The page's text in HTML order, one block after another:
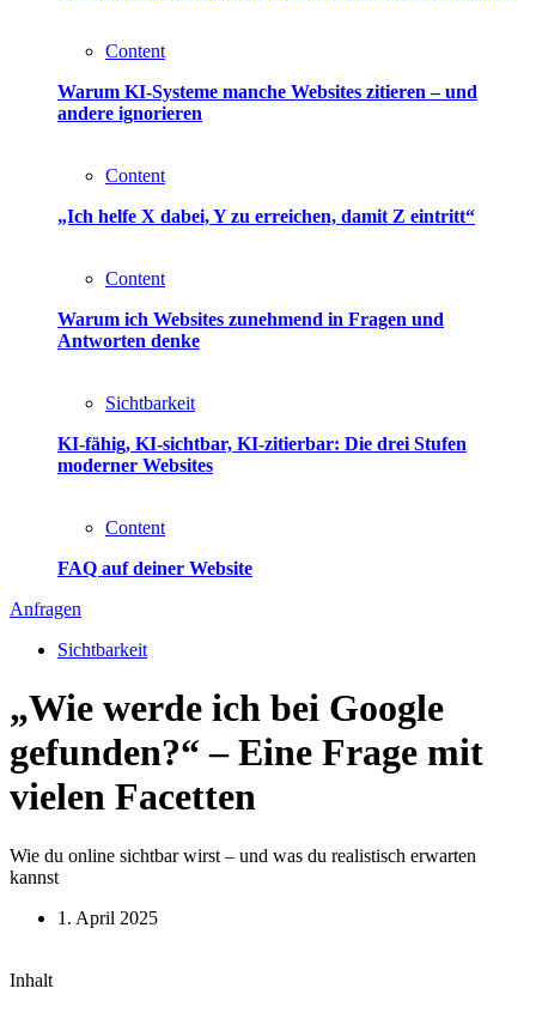
Content
Warum KI-Systeme manche Websites zitieren – und
andere ignorieren
Content
„Ich helfe X dabei, Y zu erreichen, damit Z eintritt“
Content
Warum ich Websites zunehmend in Fragen und
Antworten denke
Sichtbarkeit
KI-fähig, KI-sichtbar, KI-zitierbar: Die drei Stufen
moderner Websites
Content
FAQ auf deiner Website
Anfragen
Sichtbarkeit
„Wie werde ich bei Google
gefunden?“ – Eine Frage mit
vielen Facetten
Wie du online sichtbar wirst – und was du realistisch erwarten
kannst
1. April 2025
Inhalt